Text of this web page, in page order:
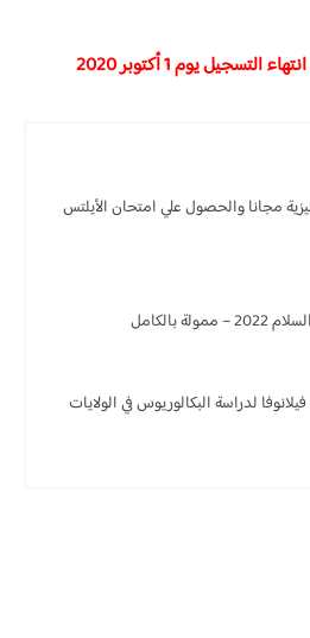
يوم 1 أكتوبر 2020
مجانا والحصول علي امتحان الأيلتس
بالكامل
لدراسة البكالوريوس في الولايات